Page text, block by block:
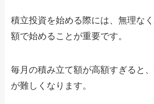
積立投資を始める際には、無理な
額で始めることが重要です。
毎月の積み立て額が高額すぎると
が難しくなります。